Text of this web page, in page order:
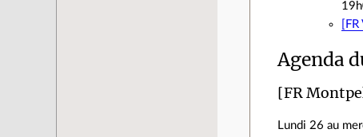
Agenda
[FR
Lundi 26 au